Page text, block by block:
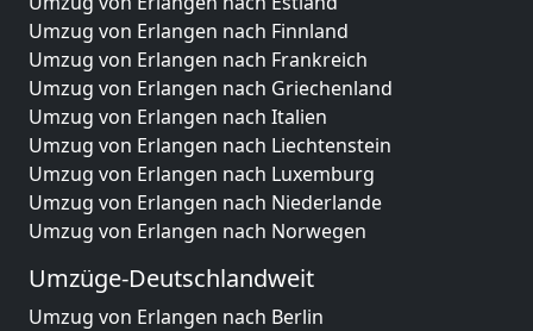
Umzug von Erlangen nach Finnland
Umzug von Erlangen nach Frankreich
Umzug von Erlangen nach Griechenland
Umzug von Erlangen nach Italien
Umzug von Erlangen nach Liechtenstein
Umzug von Erlangen nach Luxemburg
Umzug von Erlangen nach Niederlande
Umzug von Erlangen nach Norwegen
Umzüge-Deutschlandweit
Umzug von Erlangen nach Berlin